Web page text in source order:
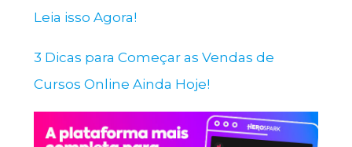
Leia isso Agora!
3 Dicas para Começar as Vendas de
Cursos Online Ainda Hoje!